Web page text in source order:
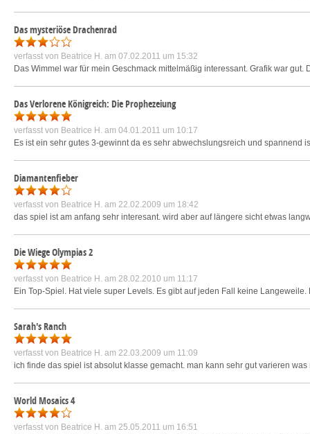
Das mysteriöse Drachenrad
verfasst von Beatrice H. am 07.02.2011 um 15:32
Das Wimmel war für mein Geschmack mittelmäßig interessant. Grafik war
Das Verlorene Königreich: Die Prophezeiung
verfasst von Beatrice H. am 04.01.2011 um 10:17
Es ist ein sehr gutes 3-gewinnt da es sehr abwechslungsreich und
Diamantenfieber
verfasst von Beatrice H. am 22.02.2009 um 18:42
das spiel ist am anfang sehr interesant. wird aber auf längere sicht etwas
Die Wiege Olympias 2
verfasst von Beatrice H. am 28.02.2010 um 11:17
Ein Top-Spiel. Hat viele super Levels. Es gibt auf jeden Fall keine
Sarah's Ranch
verfasst von Beatrice H. am 22.03.2009 um 11:09
ich finde das spiel ist absolut klasse gemacht. man kann sehr gut varieren
World Mosaics 4
verfasst von Beatrice H. am 25.05.2011 um 16:51